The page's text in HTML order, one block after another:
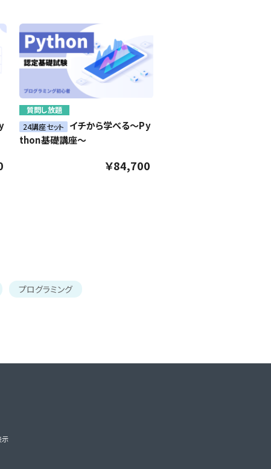
質問し放題
24講座セット
イチから学べる～Py
thon基礎講座～
￥84,700
プログラミング
示